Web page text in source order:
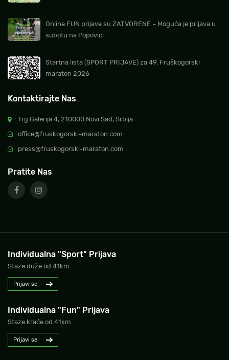
Online FUN prijave su ZATVORENE – Moguća je prijava u
subotu na Popovici
Startna lista (SPORT PRIJAVE) za 49. Fruškogorski
maraton 2026
Kontaktirajte Nas
Trg Galerija 4, 210000 Novi Sad, Srbija
office@fruskogorski-maraton.com
press@fruskogorski-maraton.com
Pratite Nas
Individualna "Sport" Prijava
Staze duže od 41km
Prijavi se
Individualna "Fun" Prijava
Staze kraće od 41km
Prijavi se